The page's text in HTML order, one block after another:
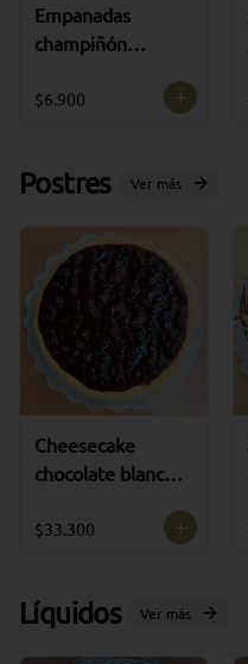
Empanadas
champiñón
unidades)
$6.900
Postres Ver más
Cheesecake
chocolate blanco
porciones )
$33.300
Líquidos Ver más